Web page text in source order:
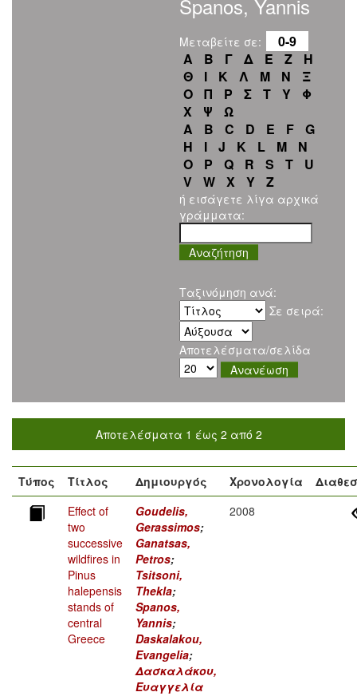
Spanos, Yannis
Μεταβείτε σε:
0-9
Α
Β Γ Δ Ε Ζ
Η
Θ
Ι Κ Λ Μ Ν
Ξ
Ο
Π Ρ Σ Τ Υ
Φ
Χ
Ψ
Ω
A
B C D E F
G
H
I J K L M
N
O
P Q R S T
U
V
W X Y Z
ή εισάγετε λίγα αρχικά
γράμματα:
Ταξινόμηση ανά:
Σε σειρά:
Αποτελέσματα/σελίδα
Αποτελέσματα 1 έως 2 από 2
Τύπος Τίτλος Δημιουργός Χρονολογία
Effect of
two
successive
wildfires in
Pinus
halepensis
stands of
central
Greece
Goudelis,
Gerassimos;
Ganatsas,
Petros;
Tsitsoni,
Thekla;
Spanos,
Yannis;
Daskalakou,
Evangelia;
Δασκαλάκου,
Ευαγγελία
2008